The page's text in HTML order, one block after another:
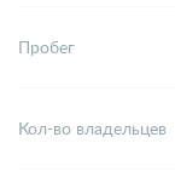
Пробег
Кол-во владельцев